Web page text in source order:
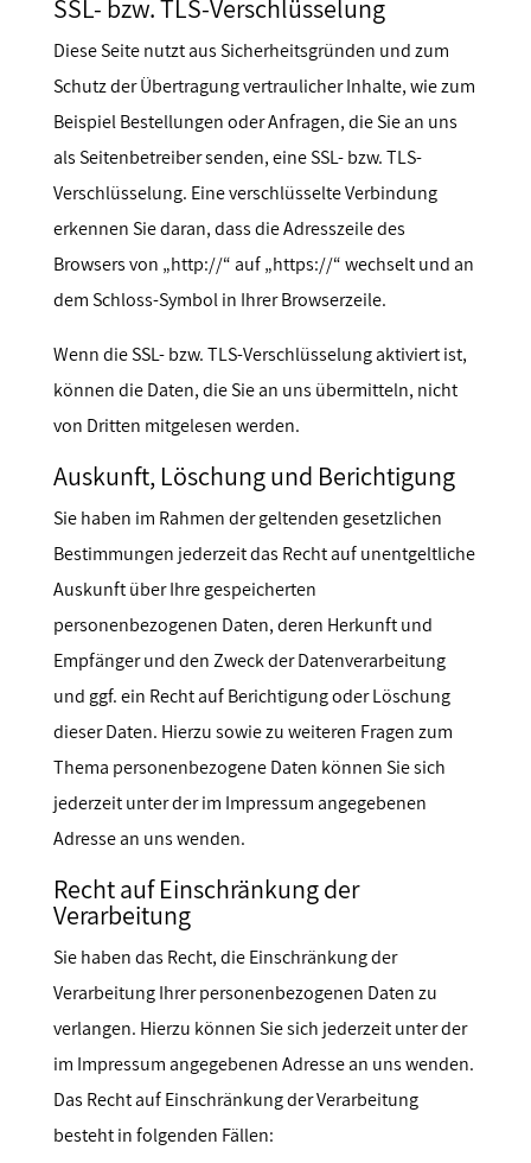
SSL- bzw. TLS-Verschlüsselung
Diese Seite nutzt aus Sicherheitsgründen und zum
Schutz der Übertragung vertraulicher Inhalte, wie zum
Beispiel Bestellungen oder Anfragen, die Sie an uns
als Seitenbetreiber senden, eine SSL- bzw. TLS-
Verschlüsselung. Eine verschlüsselte Verbindung
erkennen Sie daran, dass die Adresszeile des
Browsers von „http://“ auf „https://“ wechselt und an
dem Schloss-Symbol in Ihrer Browserzeile.
Wenn die SSL- bzw. TLS-Verschlüsselung aktiviert ist,
können die Daten, die Sie an uns übermitteln, nicht
von Dritten mitgelesen werden.
Auskunft, Löschung und Berichtigung
Sie haben im Rahmen der geltenden gesetzlichen
Bestimmungen jederzeit das Recht auf unentgeltliche
Auskunft über Ihre gespeicherten
personenbezogenen Daten, deren Herkunft und
Empfänger und den Zweck der Datenverarbeitung
und ggf. ein Recht auf Berichtigung oder Löschung
dieser Daten. Hierzu sowie zu weiteren Fragen zum
Thema personenbezogene Daten können Sie sich
jederzeit unter der im Impressum angegebenen
Adresse an uns wenden.
Recht auf Einschränkung der
Verarbeitung
Sie haben das Recht, die Einschränkung der
Verarbeitung Ihrer personenbezogenen Daten zu
verlangen. Hierzu können Sie sich jederzeit unter der
im Impressum angegebenen Adresse an uns wenden.
Das Recht auf Einschränkung der Verarbeitung
besteht in folgenden Fällen: